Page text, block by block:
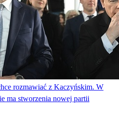
rozmawiać z Kaczyńskim. W
ma stworzenia nowej partii